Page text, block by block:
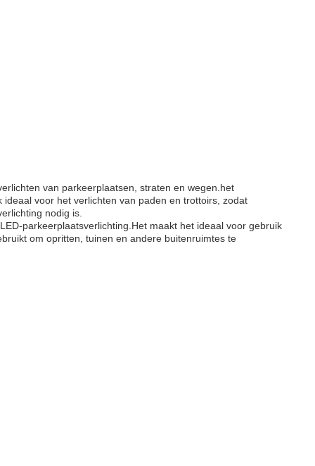
van parkeerplaatsen, straten en wegen.het
voor het verlichten van paden en trottoirs, zodat
nodig is.
parkeerplaatsverlichting.Het maakt het ideaal voor gebruik
om opritten, tuinen en andere buitenruimtes te